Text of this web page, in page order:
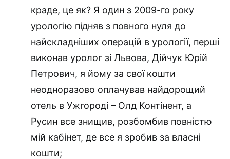
краде, це як? Я один з 2009-го року
урологію підняв з повного нуля до
найскладніших операцій в урології, перші
виконав уролог зі Львова, Дійчук Юрій
Петрович, я йому за свої кошти
неодноразово оплачував найдорощий
отель в Ужгороді – Олд Контінент, а
Русин все знищив, розбомбив повністю
мій кабінет, де все я зробив за власні
кошти;